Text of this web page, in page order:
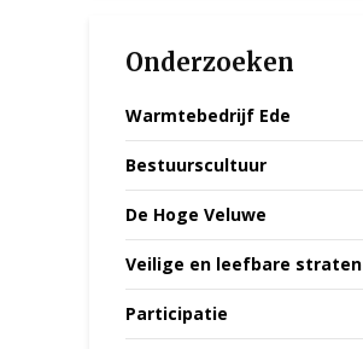
Onderzoeken
Warmtebedrijf Ede
Bestuurscultuur
De Hoge Veluwe
Veilige en leefbare straten
Participatie